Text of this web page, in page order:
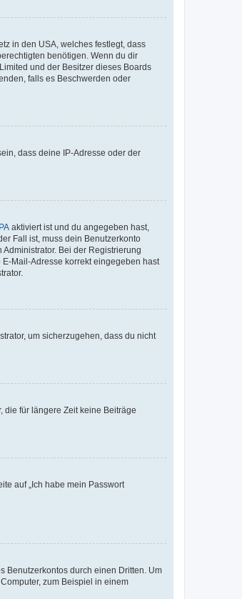
in den USA, welches festlegt, dass
benötigen. Wenn du dir
und der Besitzer dieses Boards
falls es Beschwerden oder
dass deine IP-Adresse oder der
aktiviert ist und du angegeben hast,
Fall ist, muss dein Benutzerkonto
Bei der Registrierung
Mail-Adresse korrekt eingegeben hast
um sicherzugehen, dass du nicht
die für längere Zeit keine Beiträge
auf „Ich habe mein Passwort
Benutzerkontos durch einen Dritten. Um
zum Beispiel in einem